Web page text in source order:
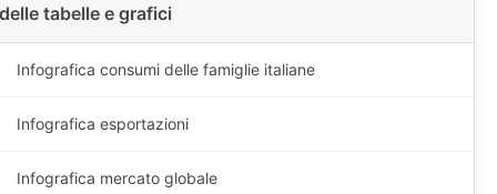
tabelle e grafici
Infografica consumi delle famiglie italiane
Infografica esportazioni
Infografica mercato globale